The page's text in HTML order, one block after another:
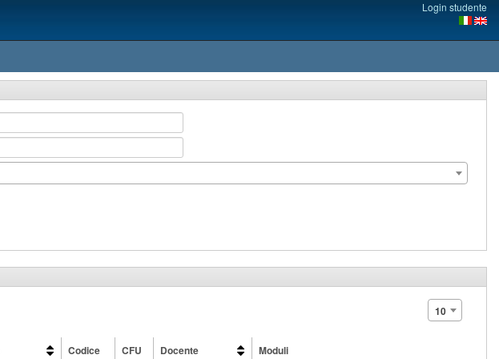
Login studente
10
Codice CFU Docente
Moduli